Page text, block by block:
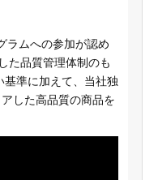
ラムへの参加が認め
た品質管理体制のも
基準に加えて、当社独
した高品質の商品を